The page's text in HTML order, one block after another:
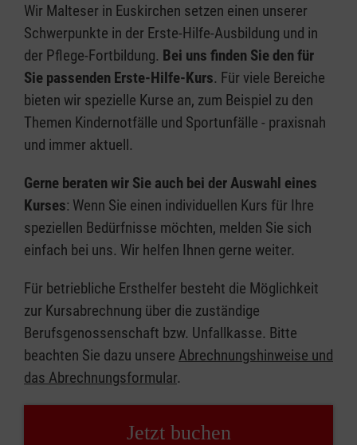
Wir Malteser in Euskirchen setzen einen unserer
Schwerpunkte in der Erste-Hilfe-Ausbildung und in
der Pflege-Fortbildung. Bei uns finden Sie den für
Sie passenden Erste-Hilfe-Kurs. Für viele Bereiche
bieten wir spezielle Kurse an, zum Beispiel zu den
Themen Kindernotfälle und Sportunfälle - praxisnah
und immer aktuell.
Gerne beraten wir Sie auch bei der Auswahl eines
Kurses: Wenn Sie einen individuellen Kurs für Ihre
speziellen Bedürfnisse möchten, melden Sie sich
einfach bei uns. Wir helfen Ihnen gerne weiter.
Für betriebliche Ersthelfer besteht die Möglichkeit
zur Kursabrechnung über die zuständige
Berufsgenossenschaft bzw. Unfallkasse. Bitte
beachten Sie dazu unsere Abrechnungshinweise und
das Abrechnungsformular.
Jetzt buchen